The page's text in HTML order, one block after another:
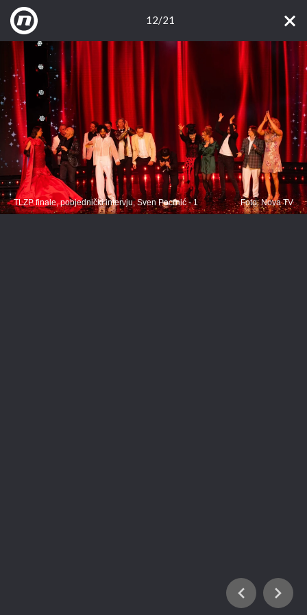
12/21
TLZP finale, pobjednički intervju, Sven Pocrnić - 1 Foto: Nova TV